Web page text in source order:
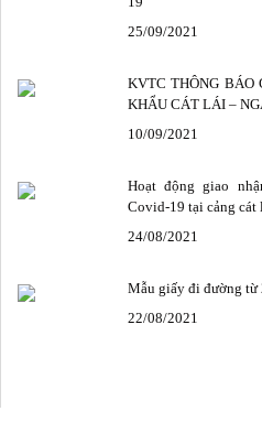
25/09/2021
KVTC THÔNG BÁO
KHẨU CÁT LÁI –
10/09/2021
Hoạt động giao
Covid-19 tại cảng cát
24/08/2021
Mẫu giấy đi đường từ
22/08/2021